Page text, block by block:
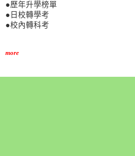
●歷年升學榜單
●日校轉學考
●校內轉科考
more